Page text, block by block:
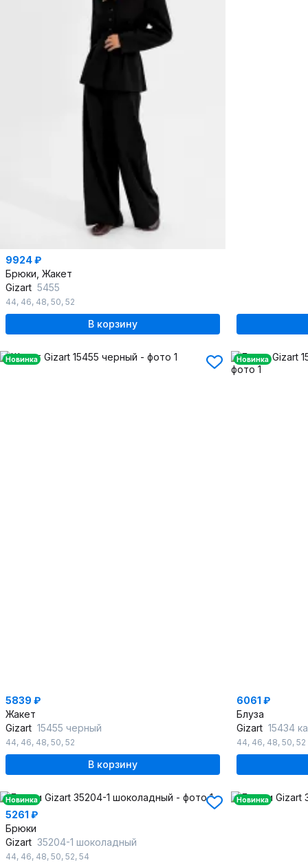
9924 ₽
Брюки, Жакет
Gizart 5455
44, 46, 48, 50, 52
В корзину
Новинка
5839 ₽
Жакет
Gizart 15455 черный
44, 46, 48, 50, 52
В корзину
Новинка
6061 ₽
Блуза
Gizart 15434
44, 46, 48, 50, 52
Новинка
5261 ₽
Брюки
Gizart 35204-1 шоколадный
44, 46, 48, 50, 52, 54
Новинка